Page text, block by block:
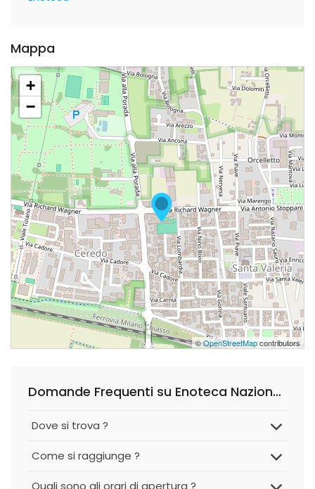
Mappa
+
−
©OpenStreetMapcontributors
Domande Frequenti su Enoteca Nazionale Seregno
Dove si trova ?
Come si raggiunge ?
Quali sono gli orari di apertura ?